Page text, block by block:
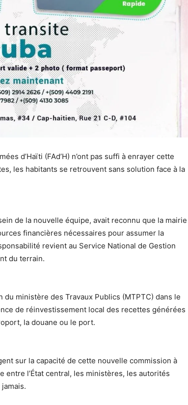
d’Haïti (FAd’H) n’ont pas suffi à enrayer cette
les habitants se retrouvent sans solution face à la
de la nouvelle équipe, avait reconnu que la mairie
financières nécessaires pour assumer la
revient au Service National de Gestion
du terrain.
du ministère des Travaux Publics (MTPTC) dans le
de réinvestissement local des recettes générées
la douane ou le port.
sur la capacité de cette nouvelle commission à
l’État central, les ministères, les autorités